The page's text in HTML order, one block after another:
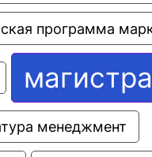
программа
менеджмент